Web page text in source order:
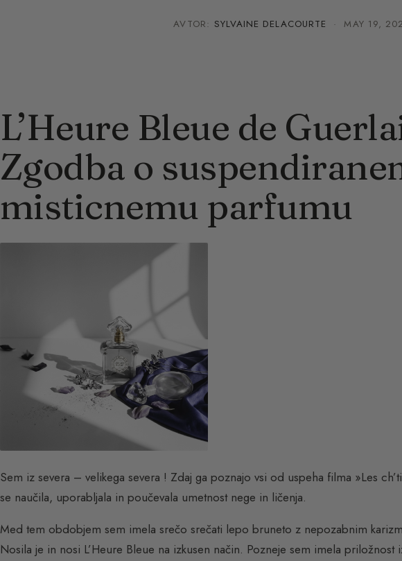
AVTOR: SYLVAINE DELACOURTE ·MAY 19,
L’Heure Bleue de
Zgodba o
misticnemu parfumu
Sem iz severa – velikega severa ! Zdaj ga poznajo vsi od uspeha filma »Les
se naučila, uporabljala in poučevala umetnost nege in ličenja.
Med tem obdobjem sem imela srečo srečati lepo bruneto z nepozabnim
Nosila je in nosi L’Heure Bleue na izkusen način. Pozneje sem imela